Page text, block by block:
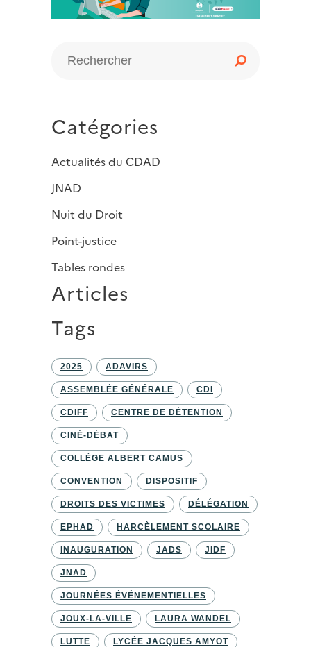
Catégories
Actualités du CDAD
JNAD
Nuit du Droit
Point-justice
Tables rondes
Articles
Tags
2025 ADAVIRS
ASSEMBLÉE GÉNÉRALE CDI
CDIFF CENTRE DE DÉTENTION
CINÉ-DÉBAT
COLLÈGE ALBERT CAMUS
CONVENTION DISPOSITIF
DROITS DES VICTIMES DÉLÉGATION
EPHAD HARCÈLEMENT SCOLAIRE
INAUGURATION JADS JIDF
JNAD
JOURNÉES ÉVÉNEMENTIELLES
JOUX-LA-VILLE LAURA WANDEL
LUTTE LYCÉE JACQUES AMYOT